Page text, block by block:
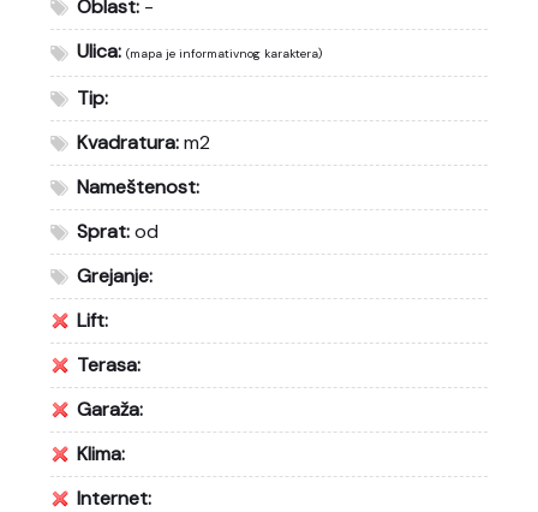
Oblast: -
Ulica: (mapa je informativnog karaktera)
Tip:
Kvadratura:m2
Nameštenost:
Sprat:od
Grejanje:
Lift:
Terasa:
Garaža:
Klima:
Internet: